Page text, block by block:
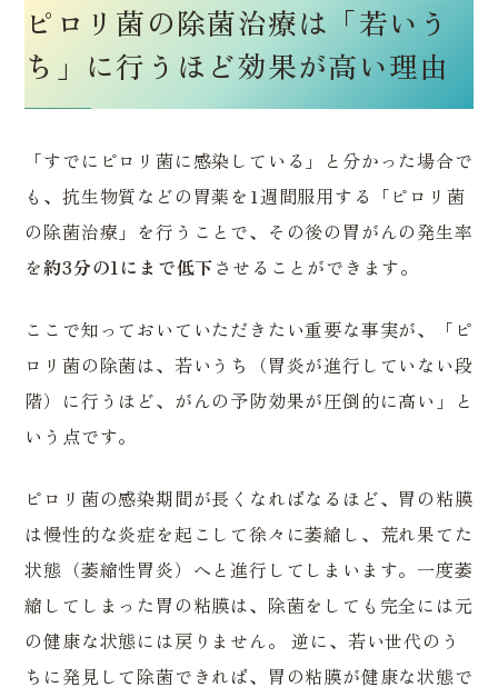
ピロリ菌の除菌治療は「若いう
ち」に行うほど効果が高い理由
「すでにピロリ菌に感染している」と分かった場合で
も、抗生物質などの胃薬を1週間服用する「ピロリ菌
の除菌治療」を行うことで、その後の胃がんの発生率
を約3分の1にまで低下させることができます。
ここで知っておいていただきたい重要な事実が、「ピ
ロリ菌の除菌は、若いうち（胃炎が進行していない段
階）に行うほど、がんの予防効果が圧倒的に高い」と
いう点です。
ピロリ菌の感染期間が長くなればなるほど、胃の粘膜
は慢性的な炎症を起こして徐々に萎縮し、荒れ果てた
状態（萎縮性胃炎）へと進行してしまいます。一度萎
縮してしまった胃の粘膜は、除菌をしても完全には元
の健康な状態には戻りません。 逆に、若い世代のう
ちに発見して除菌できれば、胃の粘膜が健康な状態で